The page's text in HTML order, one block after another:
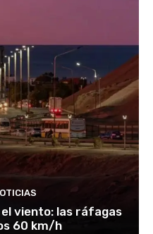
viento: las ráfagas
60 km/h